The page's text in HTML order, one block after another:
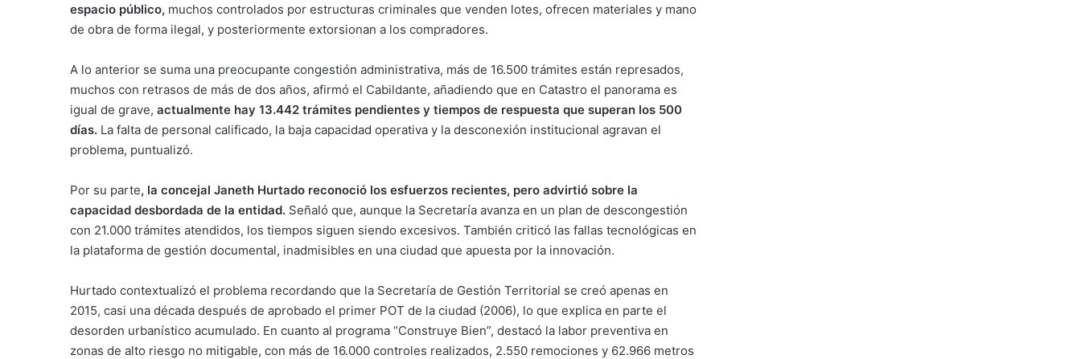
espacio público, muchos controlados por estructuras criminales que venden lotes, ofrecen materiales y mano
de obra de forma ilegal, y posteriormente extorsionan a los compradores.
A lo anterior se suma una preocupante congestión administrativa, más de 16.500 trámites están represados,
muchos con retrasos de más de dos años, afirmó el Cabildante, añadiendo que en Catastro el panorama es
igual de grave, actualmente hay 13.442 trámites pendientes y tiempos de respuesta que superan los 500
días. La falta de personal calificado, la baja capacidad operativa y la desconexión institucional agravan el
problema, puntualizó.
Por su parte, la concejal Janeth Hurtado reconoció los esfuerzos recientes, pero advirtió sobre la
capacidad desbordada de la entidad. Señaló que, aunque la Secretaría avanza en un plan de descongestión
con 21.000 trámites atendidos, los tiempos siguen siendo excesivos. También criticó las fallas tecnológicas en
la plataforma de gestión documental, inadmisibles en una ciudad que apuesta por la innovación.
Hurtado contextualizó el problema recordando que la Secretaría de Gestión Territorial se creó apenas en
2015, casi una década después de aprobado el primer POT de la ciudad (2006), lo que explica en parte el
desorden urbanístico acumulado. En cuanto al programa “Construye Bien”, destacó la labor preventiva en
zonas de alto riesgo no mitigable, con más de 16.000 controles realizados, 2.550 remociones y 62.966 metros